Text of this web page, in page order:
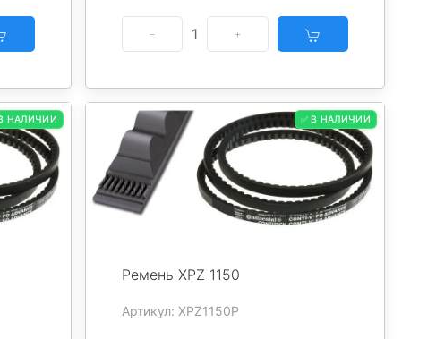
1
В НАЛИЧИИ ✅ В НАЛИЧИИ
Ремень XPZ 1150
Артикул: XPZ1150P